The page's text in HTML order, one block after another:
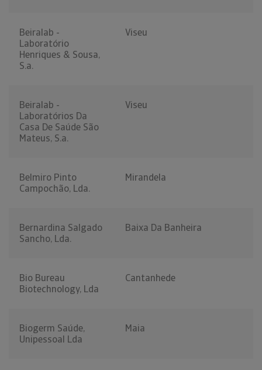
Beiralab -
Laboratório
Henriques & Sousa,
S.a.
Viseu
Beiralab -
Laboratórios Da
Casa De Saúde São
Mateus, S.a.
Viseu
Belmiro Pinto
Campochão, Lda.
Mirandela
Bernardina Salgado
Sancho, Lda.
Baixa Da Banheira
Bio Bureau
Biotechnology, Lda
Cantanhede
Biogerm Saúde,
Unipessoal Lda
Maia